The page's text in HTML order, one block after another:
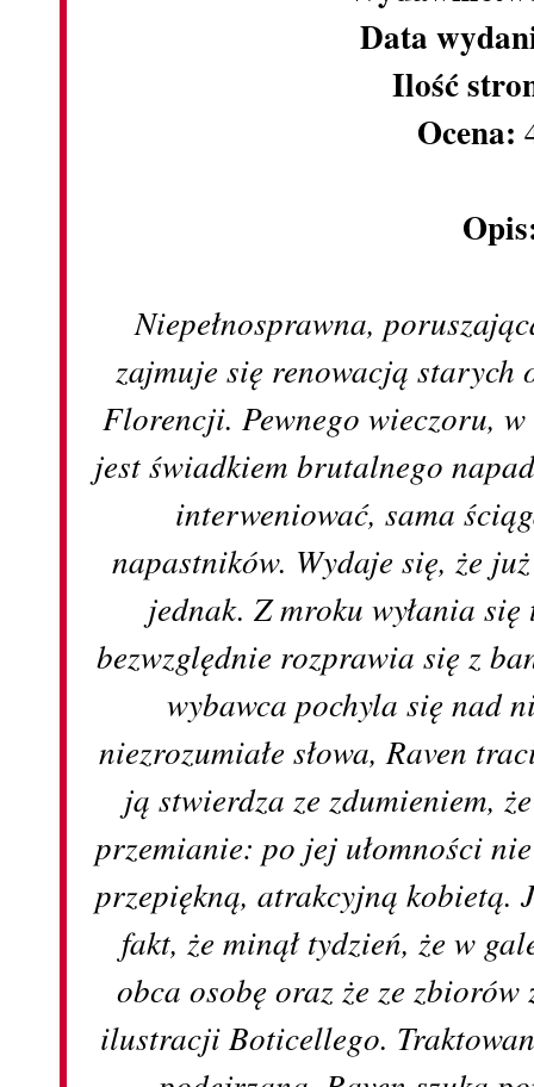
Data
Ilość
Ocena:
Niepełnosprawna,
zajmuje się renowacją starych
Florencji. Pewnego wieczoru,
jest świadkiem brutalnego
interweniować, sama
napastników. Wydaje się, że
jednak. Z mroku wyłania
bezwzględnie rozprawia się z
wybawca pochyla się nad
niezrozumiałe słowa, Raven
ją stwierdza ze zdumieniem,
przemianie: po jej ułomności
przepiękną, atrakcyjną kobietą.
fakt, że minął tydzień, że w
obca osobę oraz że ze zbiorów
ilustracji Boticellego.